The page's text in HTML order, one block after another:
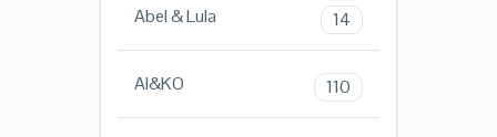
Abel & Lula 14
AI&KO 110